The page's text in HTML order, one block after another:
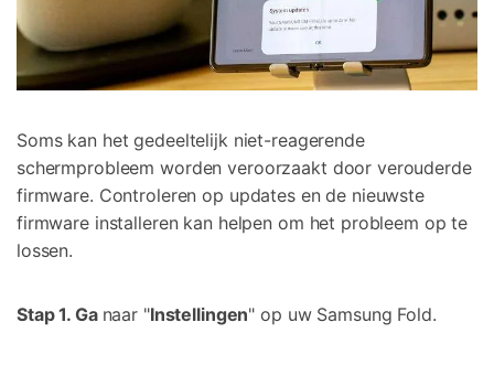
Soms kan het gedeeltelijk niet-reagerende
schermprobleem worden veroorzaakt door verouderde
firmware. Controleren op updates en de nieuwste
firmware installeren kan helpen om het probleem op te
lossen.
Stap 1. Ga naar "Instellingen" op uw Samsung Fold.